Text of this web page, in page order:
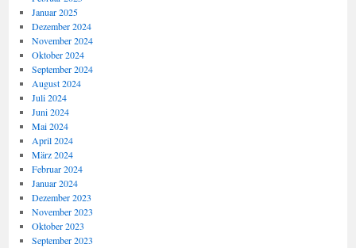
Januar 2025
Dezember 2024
November 2024
Oktober 2024
September 2024
August 2024
Juli 2024
Juni 2024
Mai 2024
April 2024
März 2024
Februar 2024
Januar 2024
Dezember 2023
November 2023
Oktober 2023
September 2023